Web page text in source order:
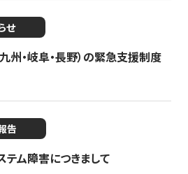
せ
州・岐阜・長野）の緊急支援制度
告
ム障害につきまして